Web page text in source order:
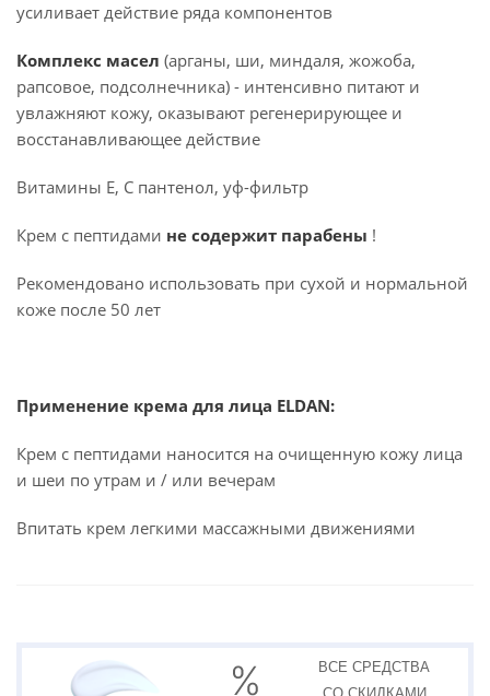
усиливает действие ряда компонентов
Комплекс масел (арганы, ши, миндаля, жожоба,
рапсовое, подсолнечника) - интенсивно питают и
увлажняют кожу, оказывают регенерирующее и
восстанавливающее действие
Витамины Е, С пантенол, уф-фильтр
Крем с пептидами не содержит парабены !
Рекомендовано использовать при сухой и нормальной
коже после 50 лет
Применение крема для лица ELDAN:
Крем с пептидами наносится на очищенную кожу лица
и шеи по утрам и / или вечерам
Впитать крем легкими массажными движениями
ВСЕ СРЕДСТВА